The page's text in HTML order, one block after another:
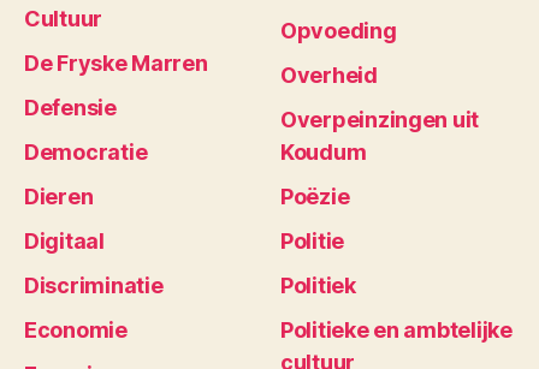
Cultuur
De Fryske Marren
Defensie
Democratie
Dieren
Digitaal
Discriminatie
Economie
Opvoeding
Overheid
Overpeinzingen uit
Koudum
Poëzie
Politie
Politiek
Politieke en ambtelijke
cultuur